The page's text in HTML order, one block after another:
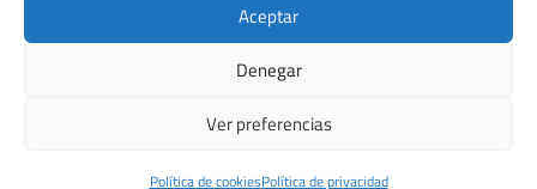
Aceptar
Denegar
Ver preferencias
Política de cookiesPolítica de privacidad